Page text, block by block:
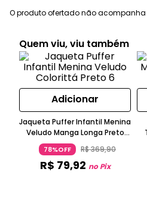
O produto ofertado não
Quem viu, viu também
Adicionar
Jaqueta Puffer Infantil Menina
Veludo Manga Longa Preto
Colorittá
78%OFF R$369,90
R$ 79,92 no Pix